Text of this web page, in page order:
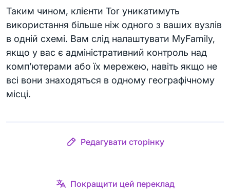
Таким чином, клієнти Tor уникатимуть
використання більше ніж одного з ваших вузлів
в одній схемі. Вам слід налаштувати MyFamily,
якщо у вас є адміністративний контроль над
комп’ютерами або їх мережею, навіть якщо не
всі вони знаходяться в одному географічному
місці.
Редагувати сторінку
Покращити цей переклад